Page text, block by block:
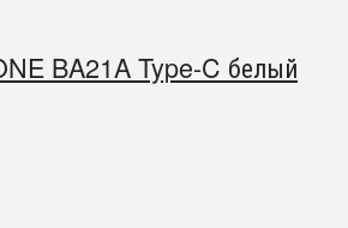
BA21A Type-C белый